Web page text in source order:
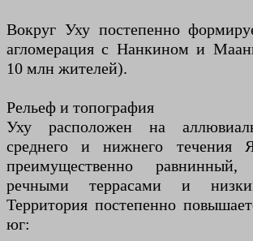
Вокруг Уху постепенно
агломерация с Нанкином и
10 млн жителей).
Рельеф и топография
Уху расположен на
среднего и нижнего течения
преимущественно
речными террасами и
Территория постепенно
юг: